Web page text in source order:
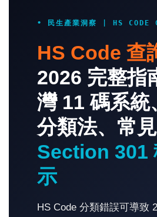
• 民生產業洞察 | HS CODE
HS Code 查
2026 完整指
灣 11 碼系統
分類法、常
Section 301
示
HS Code 分類錯誤可導致